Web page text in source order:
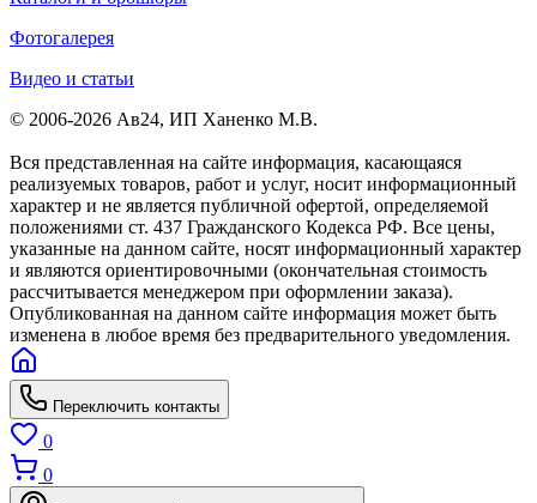
Фотогалерея
Видео и статьи
© 2006-2026 Ав24, ИП Ханенко М.В.
Вся представленная на сайте информация, касающаяся
реализуемых товаров, работ и услуг, носит информационный
характер и не является публичной офертой, определяемой
положениями ст. 437 Гражданского Кодекса РФ. Все цены,
указанные на данном сайте, носят информационный характер
и являются ориентировочными (окончательная стоимость
рассчитывается менеджером при оформлении заказа).
Опубликованная на данном сайте информация может быть
изменена в любое время без предварительного уведомления.
Переключить контакты
0
0